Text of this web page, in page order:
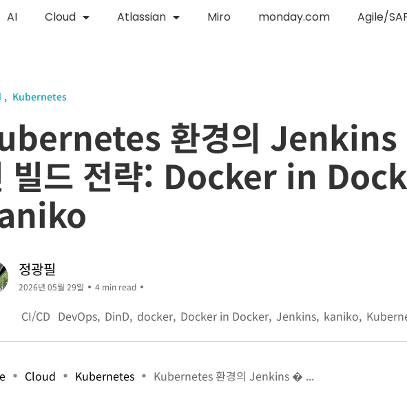
AI Cloud Atlassian Miro monday.com Agile/
Kubernetes
환경의 Jenkins
빌드 전략: Docker in
정광필
2026년 05월 29일 4 min read
CI/CD DevOps DinD docker Docker in Docker Jenkins kaniko
Cloud Kubernetes Kubernetes 환경의 Jenkins � ...